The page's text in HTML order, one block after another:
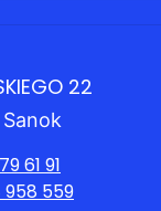
22
61 91
559